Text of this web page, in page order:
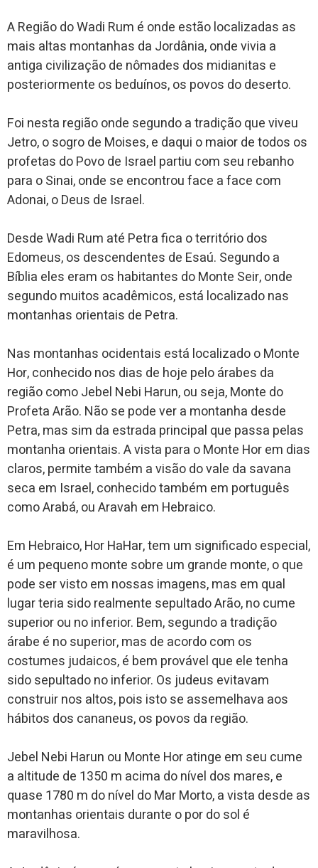
A Região do Wadi Rum é onde estão localizadas as
mais altas montanhas da Jordânia, onde vivia a
antiga civilização de nômades dos midianitas e
posteriormente os beduínos, os povos do deserto.
Foi nesta região onde segundo a tradição que viveu
Jetro, o sogro de Moises, e daqui o maior de todos os
profetas do Povo de Israel partiu com seu rebanho
para o Sinai, onde se encontrou face a face com
Adonai, o Deus de Israel.
Desde Wadi Rum até Petra fica o território dos
Edomeus, os descendentes de Esaú. Segundo a
Bíblia eles eram os habitantes do Monte Seir, onde
segundo muitos acadêmicos, está localizado nas
montanhas orientais de Petra.
Nas montanhas ocidentais está localizado o Monte
Hor, conhecido nos dias de hoje pelo árabes da
região como Jebel Nebi Harun, ou seja, Monte do
Profeta Arão. Não se pode ver a montanha desde
Petra, mas sim da estrada principal que passa pelas
montanha orientais. A vista para o Monte Hor em dias
claros, permite também a visão do vale da savana
seca em Israel, conhecido também em português
como Arabá, ou Aravah em Hebraico.
Em Hebraico, Hor HaHar, tem um significado especial,
é um pequeno monte sobre um grande monte, o que
pode ser visto em nossas imagens, mas em qual
lugar teria sido realmente sepultado Arão, no cume
superior ou no inferior. Bem, segundo a tradição
árabe é no superior, mas de acordo com os
costumes judaicos, é bem provável que ele tenha
sido sepultado no inferior. Os judeus evitavam
construir nos altos, pois isto se assemelhava aos
hábitos dos cananeus, os povos da região.
Jebel Nebi Harun ou Monte Hor atinge em seu cume
a altitude de 1350 m acima do nível dos mares, e
quase 1780 m do nível do Mar Morto, a vista desde as
montanhas orientais durante o por do sol é
maravilhosa.